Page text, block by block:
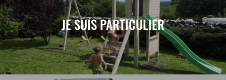
JE SUIS PARTICULIER